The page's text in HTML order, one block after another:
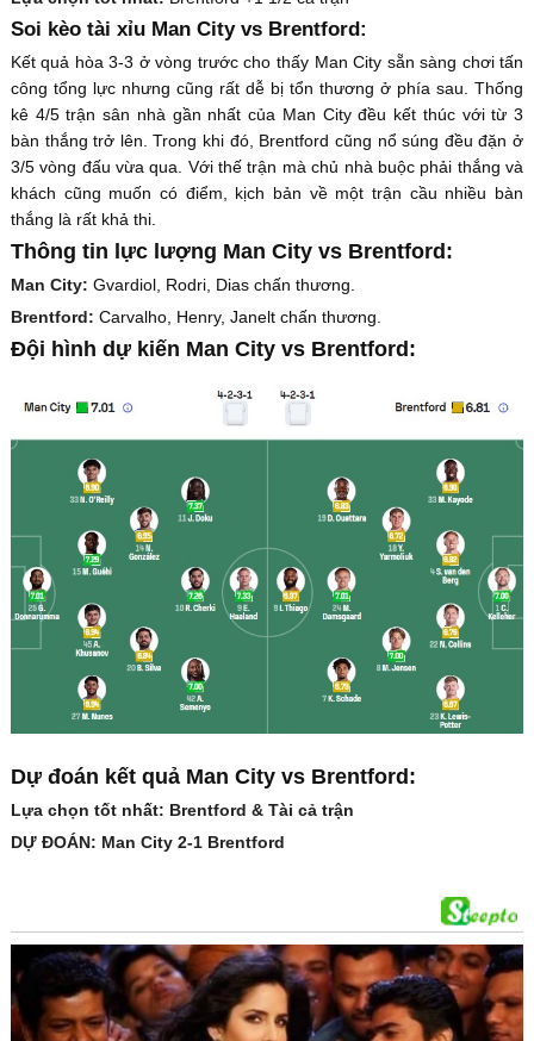
Soi kèo tài xỉu Man City vs Brentford:
Kết quả hòa 3-3 ở vòng trước cho thấy Man City sẵn sàng chơi tấn
công tổng lực nhưng cũng rất dễ bị tổn thương ở phía sau. Thống
kê 4/5 trận sân nhà gần nhất của Man City đều kết thúc với từ 3
bàn thắng trở lên. Trong khi đó, Brentford cũng nổ súng đều đặn ở
3/5 vòng đấu vừa qua. Với thế trận mà chủ nhà buộc phải thắng và
khách cũng muốn có điểm, kịch bản về một trận cầu nhiều bàn
thắng là rất khả thi.
Thông tin lực lượng Man City vs Brentford:
Man City: Gvardiol, Rodri, Dias chấn thương.
Brentford: Carvalho, Henry, Janelt chấn thương.
Đội hình dự kiến Man City vs Brentford:
Dự đoán kết quả Man City vs Brentford:
Lựa chọn tốt nhất: Brentford & Tài cả trận
DỰ ĐOÁN: Man City 2-1 Brentford